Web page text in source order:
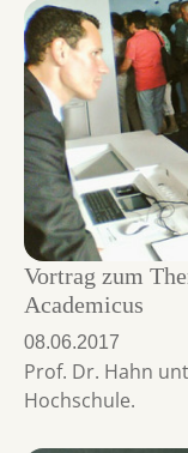
Vortrag zum
Academicus
08.06.2017
Prof. Dr. Hahn
Hochschule.